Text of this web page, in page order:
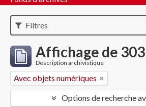
Filtres
Affichage de
Description archivistique
Avec objets numériques
Options de recherche